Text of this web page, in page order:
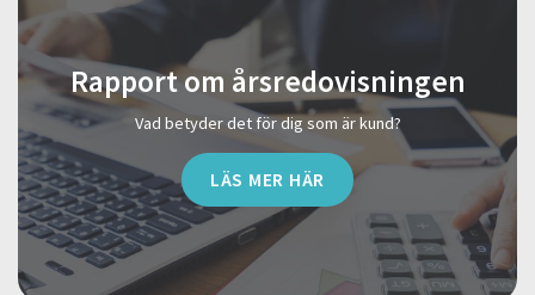
Rapport om årsredovisningen
Vad betyder det för dig som är kund?
LÄS MER HÄR